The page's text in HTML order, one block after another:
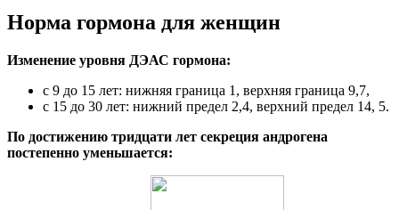
Норма гормона для женщин
Изменение уровня ДЭАС гормона:
с 9 до 15 лет: нижняя граница 1, верхняя граница 9,7,
с 15 до 30 лет: нижний предел 2,4, верхний предел 14, 5.
По достижению тридцати лет секреция андрогена
постепенно уменьшается: